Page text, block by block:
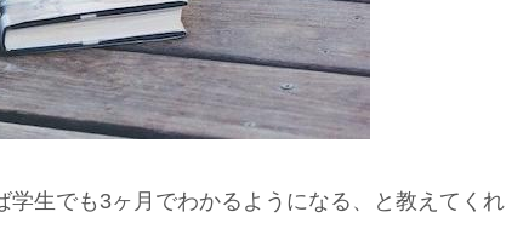
生でも3ヶ月でわかるようになる、と教えてくれ